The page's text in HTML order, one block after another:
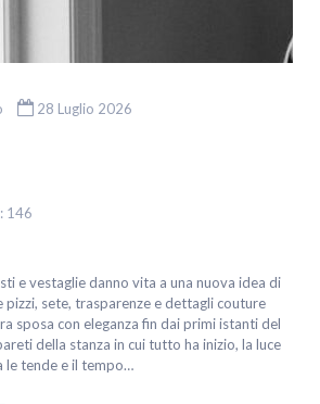
28 Luglio 2026
146
e vestaglie danno vita a una nuova idea di
sete, trasparenze e dettagli couture
sposa con eleganza fin dai primi istanti del
della stanza in cui tutto ha inizio, la luce
le tende e il tempo…